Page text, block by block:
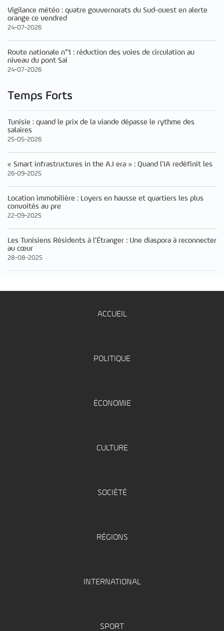
Vigilance météo : quatre gouvernorats du Sud-ouest en alerte
orange ce vendred
24-07-2026
Route nationale n°1 : réduction des voies de circulation au
niveau du pont Sai
24-07-2026
Temps Forts
Tunisie : quand le prix de la viande dépasse le rythme des
salaires
25-05-2026
« Smart infrastructures in the A.I era » : Quand l’IA redéfinit les
26-09-2025
Location immobilière : Loyers en hausse et quartiers les plus
convoités au pre
22-09-2025
Les Tunisiens Résidents à l’Étranger : Une diaspora à reconnecter
au cœur
28-08-2025
ACCUEIL
POLITIQUE
ÉCONOMIE
CULTURE
SOCIÉTÉ
RÉGIONS
INTERNATIONAL
SPORT